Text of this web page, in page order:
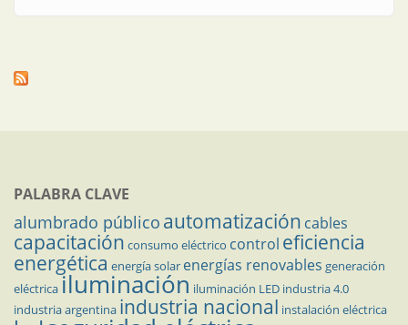
PALABRA CLAVE
alumbrado público automatización cables
capacitación consumo eléctrico control eficiencia
energética energía solar energías renovables generación
eléctricailuminación iluminación LED industria 4.0
industria argentina industria nacional instalación eléctrica